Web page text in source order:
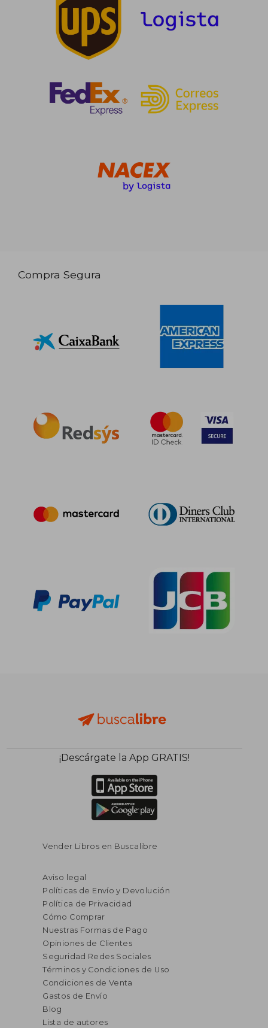
Compra Segura
¡Descárgate la App GRATIS!
Vender Libros en Buscalibre
Aviso legal
Políticas de Envío y Devolución
Política de Privacidad
Cómo Comprar
Nuestras Formas de Pago
Opiniones de Clientes
Seguridad Redes Sociales
Términos y Condiciones de Uso
Condiciones de Venta
Gastos de Envío
Blog
Lista de autores